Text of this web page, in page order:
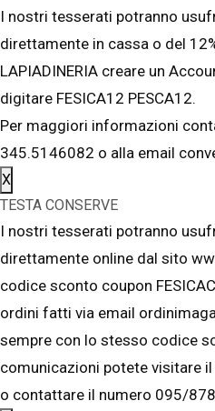
I nostri tesserati potranno
direttamente in cassa o del
LAPIADINERIA creare un
digitare FESICA12 PESCA12.
Per maggiori informazioni
345.5146082 o alla email
X
TESTA CONSERVE
I nostri tesserati potranno
direttamente online dal sito
codice sconto coupon
ordini fatti via email
sempre con lo stesso codice
comunicazioni potete visitare
o contattare il numero 095/